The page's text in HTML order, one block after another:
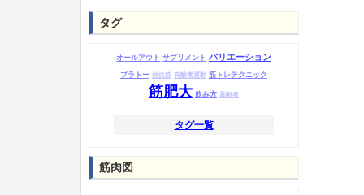
タグ
オールアウト サプリメント バリエーション
プラトー 拮抗筋 有酸素運動 筋トレテクニック
筋肥大 飲み方 高齢者
タグ一覧
筋肉図